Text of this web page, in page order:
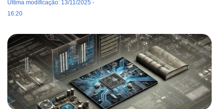
Última modificação: 13/11/2025 -
16:20